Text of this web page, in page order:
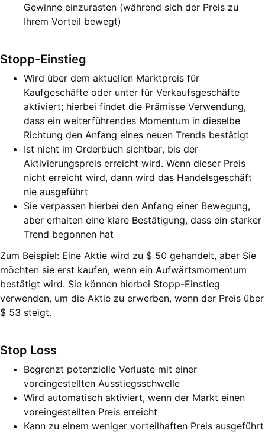
Gewinne einzurasten (während sich der Preis zu
Ihrem Vorteil bewegt)
Stopp-Einstieg
Wird über dem aktuellen Marktpreis für
Kaufgeschäfte oder unter für Verkaufsgeschäfte
aktiviert; hierbei findet die Prämisse Verwendung,
dass ein weiterführendes Momentum in dieselbe
Richtung den Anfang eines neuen Trends bestätigt
Ist nicht im Orderbuch sichtbar, bis der
Aktivierungspreis erreicht wird. Wenn dieser Preis
nicht erreicht wird, dann wird das Handelsgeschäft
nie ausgeführt
Sie verpassen hierbei den Anfang einer Bewegung,
aber erhalten eine klare Bestätigung, dass ein starker
Trend begonnen hat
Zum Beispiel: Eine Aktie wird zu $ 50 gehandelt, aber Sie
möchten sie erst kaufen, wenn ein Aufwärtsmomentum
bestätigt wird. Sie können hierbei Stopp-Einstieg
verwenden, um die Aktie zu erwerben, wenn der Preis über
$ 53 steigt.
Stop Loss
Begrenzt potenzielle Verluste mit einer
voreingestellten Ausstiegsschwelle
Wird automatisch aktiviert, wenn der Markt einen
voreingestellten Preis erreicht
Kann zu einem weniger vorteilhaften Preis ausgeführt